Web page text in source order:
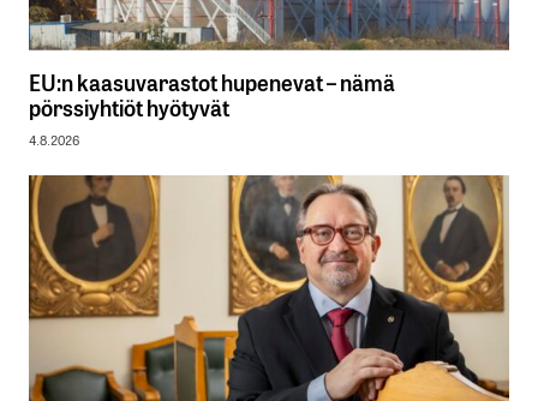
EU:n kaasuvarastot hupenevat – nämä
pörssiyhtiöt hyötyvät
4.8.2026